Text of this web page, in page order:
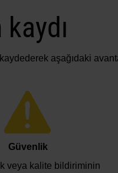
aşağıdaki
Güvenlik
veya kalite bildiriminin